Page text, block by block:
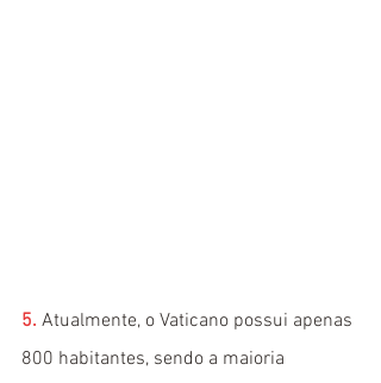
5. Atualmente, o Vaticano possui apenas
800 habitantes, sendo a maioria